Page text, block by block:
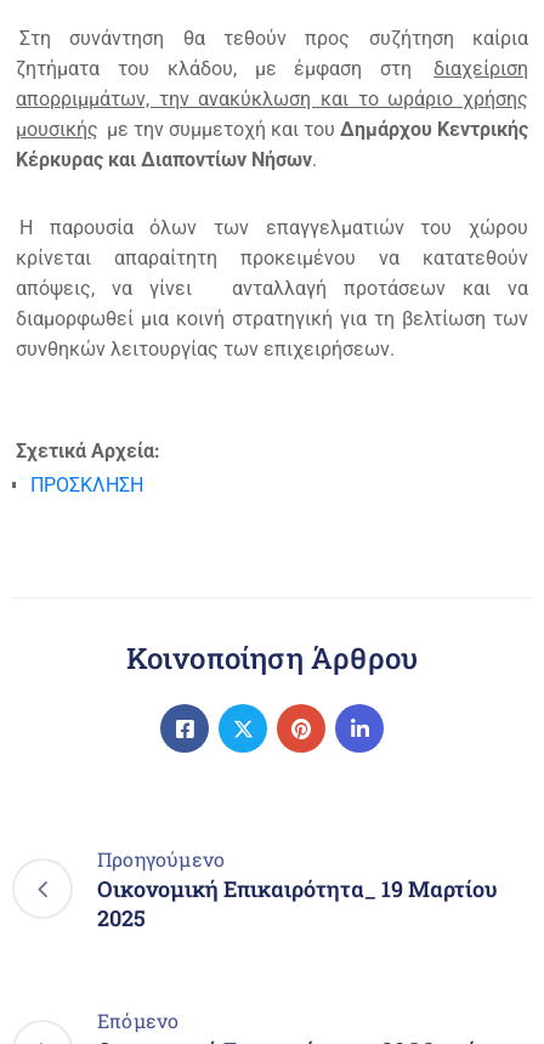
Στη συνάντηση θα τεθούν προς συζήτηση καίρια
ζητήματα του κλάδου, με έμφαση στη
διαχείριση
απορριμμάτων, την ανακύκλωση και το ωράριο χρήσης
μουσικής με την συμμετοχή και του Δημάρχου Κεντρικής
Κέρκυρας και Διαποντίων Νήσων.
Η παρουσία όλων των επαγγελματιών του χώρου
κρίνεται απαραίτητη προκειμένου να κατατεθούν
απόψεις, να γίνει
ανταλλαγή προτάσεων και να
διαμορφωθεί μια κοινή στρατηγική για τη βελτίωση των
συνθηκών λειτουργίας των επιχειρήσεων.
Σχετικά Αρχεία:
ΠΡΟΣΚΛΗΣΗ
Κοινοποίηση Άρθρου
Προηγούμενο
Οικονομική Επικαιρότητα_ 19 Μαρτίου
2025
Επόμενο